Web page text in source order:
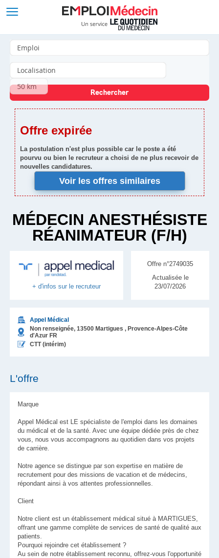
Offre expirée
La postulation n'est plus possible car le poste a été
pourvu ou bien le recruteur a choisi de ne plus recevoir de
nouvelles candidatures.
Voir les offres similaires
MÉDECIN ANESTHÉSISTE
RÉANIMATEUR (F/H)
+ d'infos sur le recruteur
Appel Médical
Non renseignée, 13500 Martigues , Provence-Alpes-Côte
d'Azur FR
CTT (intérim)
Offre n°2749035
Actualisée le
23/07/2026
L'offre
Marque
Appel Médical est LE spécialiste de l'emploi dans les domaines
du médical et de la santé. Avec une équipe dédiée près de chez
vous, nous vous accompagnons au quotidien dans vos projets
de carrière.
Notre agence se distingue par son expertise en matière de
recrutement pour des missions de vacation et de médecins,
répondant ainsi à vos attentes professionnelles.
Client
Notre client est un établissement médical situé à MARTIGUES,
offrant une gamme complète de services de santé de qualité aux
patients.
Pourquoi rejoindre cet établissement ?
Au sein de notre établissement reconnu, offrez-vous l'opportunité